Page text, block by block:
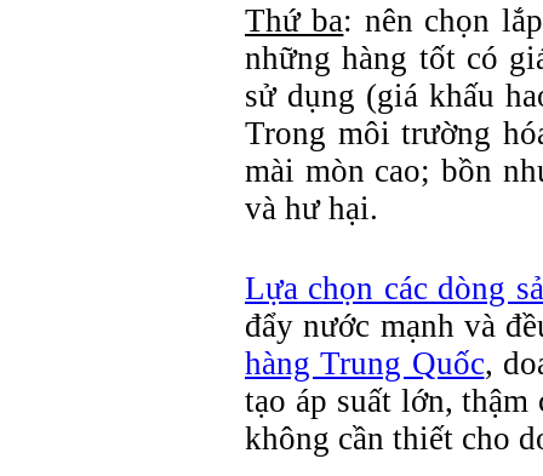
Thứ ba: nên chọn
những hàng tốt có
sử dụng (giá khấu
Trong môi trường
mài mòn cao; bồn
và hư hại.
Lựa chọn các dòng
đẩy nước mạnh và
hàng Trung Quốc,
tạo áp suất lớn,
không cần thiết cho